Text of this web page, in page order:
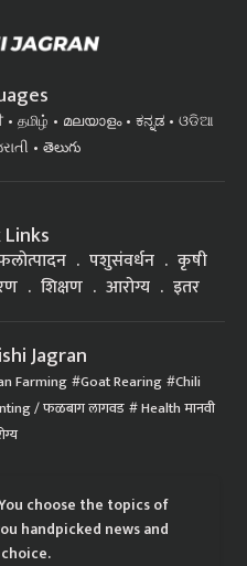
தமிழ் മലയാളം ಕನ್ನಡ
ଓଡିଆ
తెలుగు
पशुसंवर्धन
कृषी
शिक्षण आरोग्य इतर
Jagran
Farming Goat Rearing Chili
/ फळबाग लागवड Health मानवी
choose the topics of
handpicked news and